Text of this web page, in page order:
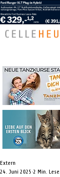
Extern
24. Juni 2025 2 Min.